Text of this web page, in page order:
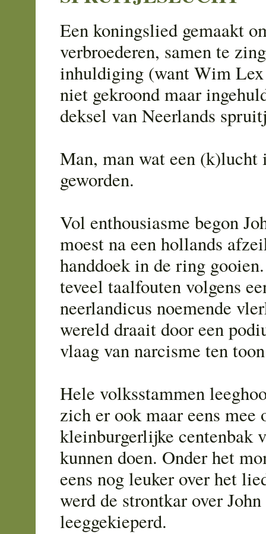
Een koningslied gemaakt
verbroederen, samen te
inhuldiging (want Wim
niet gekroond maar
deksel van Neerlands
Man, man wat een (k)lucht
geworden.
Vol enthousiasme begon
moest na een hollands
handdoek in de ring
teveel taalfouten volgens
neerlandicus noemende
wereld draait door een
vlaag van narcisme ten
Hele volksstammen
zich er ook maar eens mee
kleinburgerlijke centenbak
kunnen doen. Onder het
eens nog leuker over het
werd de strontkar over
leeggekieperd.